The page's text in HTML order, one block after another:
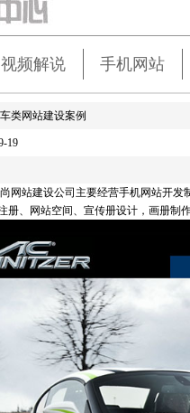
视频解说 手机网站
类网站建设案例
19
网站建设公司主要经营手机网站开
册、网站空间、宣传册设计，画册制